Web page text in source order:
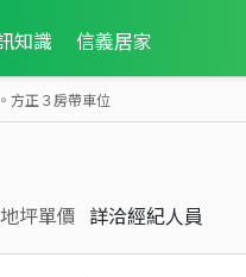
知識 信義居家
方正３房帶車位
地坪單價 詳洽經紀人員